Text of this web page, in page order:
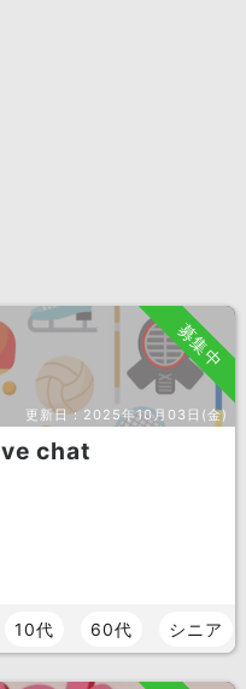
募集中
更新日： 2025年10月03日(金)
chat
10代 60代 シニア